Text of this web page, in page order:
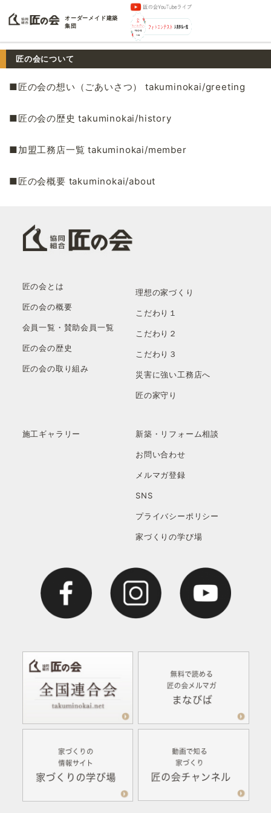
オーダーメイド建築
集団
匠の会について
■匠の会の想い（ごあいさつ） takuminokai/greeting
■匠の会の歴史 takuminokai/history
■加盟工務店一覧 takuminokai/member
■匠の会概要 takuminokai/about
匠の会とは
匠の会の概要
会員一覧・賛助会員一覧
匠の会の歴史
匠の会の取り組み
理想の家づくり
こだわり１
こだわり２
こだわり３
災害に強い工務店へ
匠の家守り
施工ギャラリー 新築・リフォーム相談
お問い合わせ
メルマガ登録
SNS
プライバシーポリシー
家づくりの学び場